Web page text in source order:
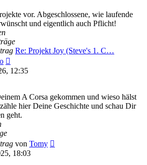
vor. Abgeschlossene, wie laufende
und eigentlich auch Pflicht!
Re: Projekt Joy (Steve's 1. C…
Beitrag
12:35
A Corsa gekommen und wieso hälst
hier Deine Geschichte und schau Dir
geht.
von Tomy
18:03